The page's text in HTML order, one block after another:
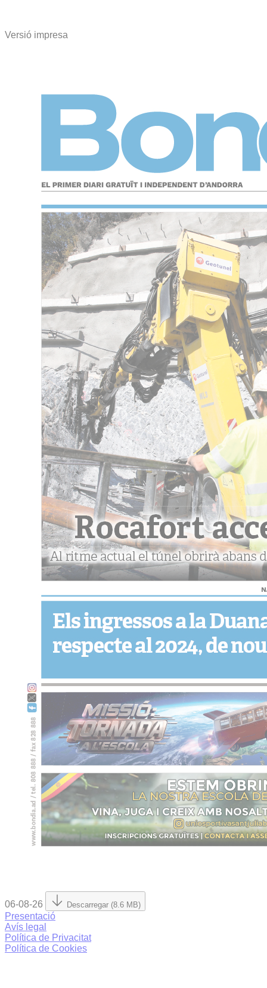
Versió impresa
06-08-26 Descarregar (8.6 MB)
Presentació
Avís legal
Política de Privacitat
Política de Cookies